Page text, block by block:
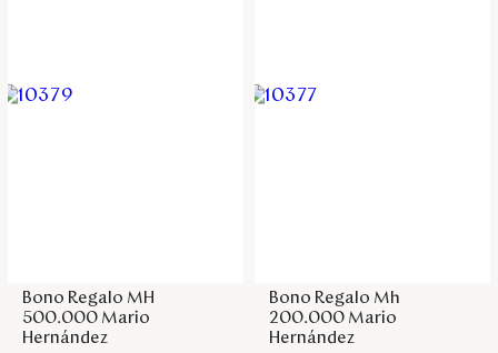
Bono Regalo MH
500.000 Mario
Hernández
Bono Regalo Mh
200.000 Mario
Hernández